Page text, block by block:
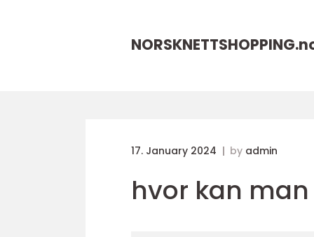
NORSKNETTSHOPPING.
17. January 2024 by admin
hvor kan